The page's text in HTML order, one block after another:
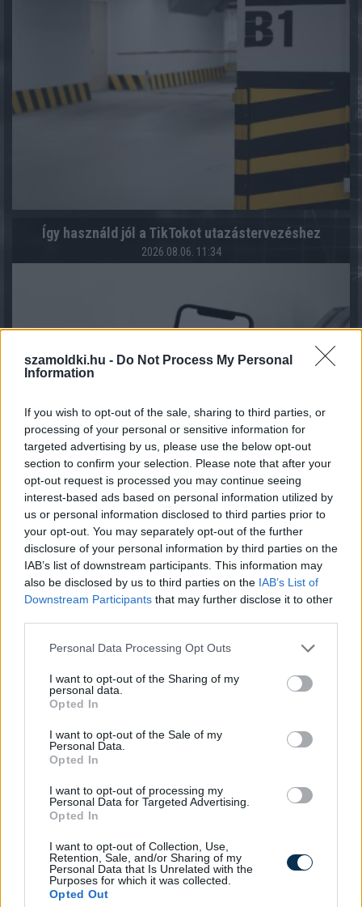
szamoldki.hu - Do Not Process My Personal
Information
If you wish to opt-out of the sale, sharing to third parties, or
processing of your personal or sensitive information for
targeted advertising by us, please use the below opt-out
section to confirm your selection. Please note that after your
opt-out request is processed you may continue seeing
interest-based ads based on personal information utilized by
us or personal information disclosed to third parties prior to
your opt-out. You may separately opt-out of the further
disclosure of your personal information by third parties on the
IAB’s list of downstream participants. This information may
also be disclosed by us to third parties on the IAB’s List of
Downstream Participants that may further disclose it to other
Please note that this website/app uses one or more Google
not limited to your visit or usage behaviour. You may click to
grant or deny consent to Google and its third-party tags to
use your data for below specified purposes in below Google
consent section.
Personal Data Processing Opt Outs
I want to opt-out of the Sharing of my
personal data.
Opted In
I want to opt-out of the Sale of my
Personal Data.
Opted In
I want to opt-out of processing my
Personal Data for Targeted Advertising.
Opted In
I want to opt-out of Collection, Use,
Retention, Sale, and/or Sharing of my
Personal Data that Is Unrelated with the
Purposes for which it was collected.
Opted Out
Így használd jól a TikTokot utazástervezéshez
2026.08.06. 11:34
Mennyibe kerül az albérlet? Albérlet árak Budapesten,
Szegeden, Debrecenben és Nyíregyházán
2026.08.06. 10:52
És ezeket kiszámoltad már?